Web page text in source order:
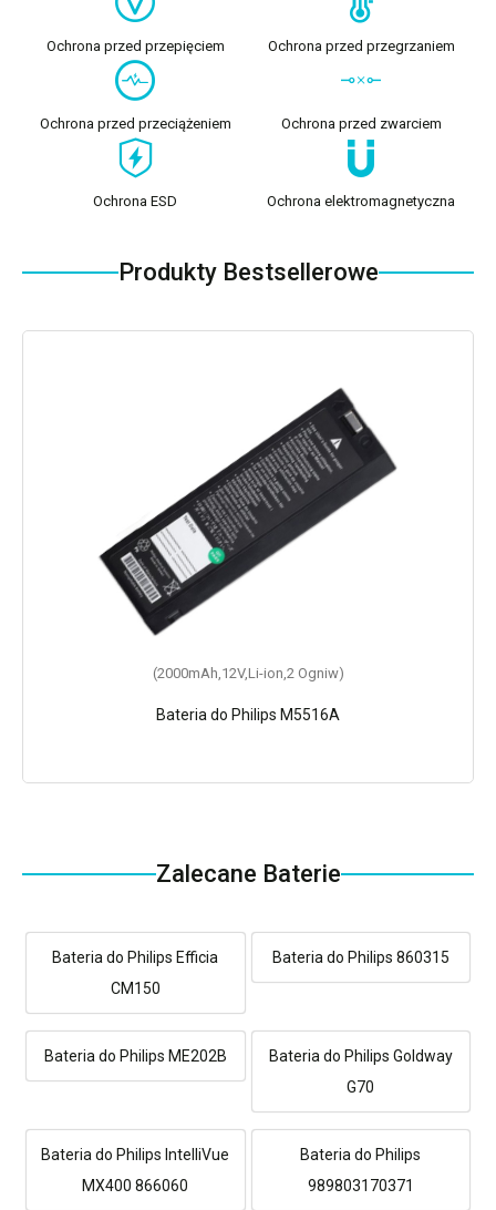
Ochrona przed przepięciem Ochrona przed przegrzaniem
Ochrona przed przeciążeniem Ochrona przed zwarciem
Ochrona ESD Ochrona elektromagnetyczna
Produkty Bestsellerowe
(2000mAh,12V,Li-ion,2 Ogniw)
Bateria do Philips M5516A
Zalecane Baterie
Bateria do Philips Efficia
CM150
Bateria do Philips 860315
Bateria do Philips ME202B
Bateria do Philips Goldway
G70
Bateria do Philips IntelliVue
MX400 866060
Bateria do Philips
989803170371